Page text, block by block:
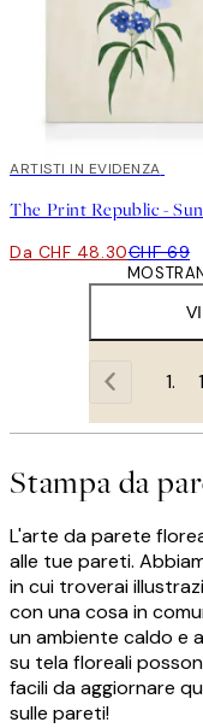
30%*
ARTISTI IN EVIDENZA
Da CHF 48.30CHF 69
Stampa da
L'arte da parete
alle tue pareti.
in cui troverai
con una cosa in
un ambiente caldo e
su tela floreali
facili da aggiornare
sulle pareti!